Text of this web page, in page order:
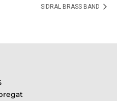
SIDRAL BRASS BAND